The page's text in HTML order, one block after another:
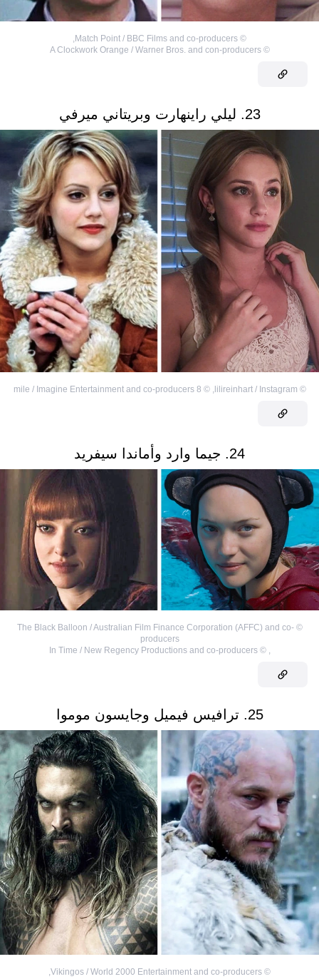
©
Match Point / BBC Films and co-producers
,
©
A Clockwork Orange / Warner Bros. and con-producers
23. ليلي راينهارت وبريتاني ميرفي
©
lilireinhart / Instagram
,
©
8 mile / Imagine Entertainment and co-producers
24. جيما وارد وأماندا سيفريد
©
The Black Balloon / Australian Film Finance Corporation (AFFC) and co-
producers
,
©
In Time / New Regency Productions and co-producers
25. ترافيس فيميل وجايسون موموا
©
Vikingos / World 2000 Entertainment and co-producers
,